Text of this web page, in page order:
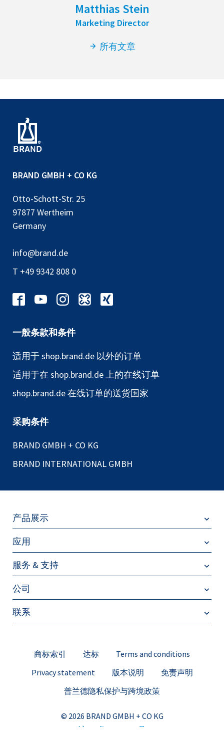
Matthias Stein
Marketing Director
所有文章
BRAND GMBH + CO KG
Otto-Schott-Str. 25
97877 Wertheim
Germany
info@brand.de
T +49 9342 808 0
一般条款和条件
适用于 shop.brand.de 以外的订单
适用于在 shop.brand.de 上的在线订单
shop.brand.de 在线订单的送货国家
采购条件
BRAND GMBH + CO KG
BRAND INTERNATIONAL GMBH
产品展示
应用
服务 & 支持
公司
联系
商标索引 达标
Terms and conditions
Privacy statement
版本说明
免责声明
普兰德隐私保护与跨境政策
© 2026 BRAND GMBH + CO KG
沪ICP备19035122号